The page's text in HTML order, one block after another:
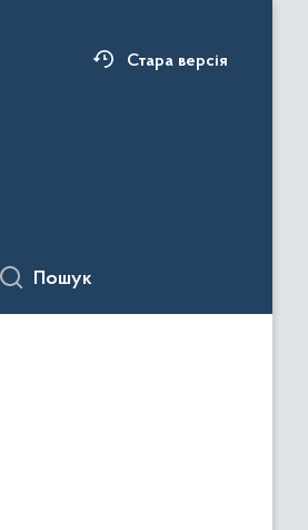
Стара версія
Пошук